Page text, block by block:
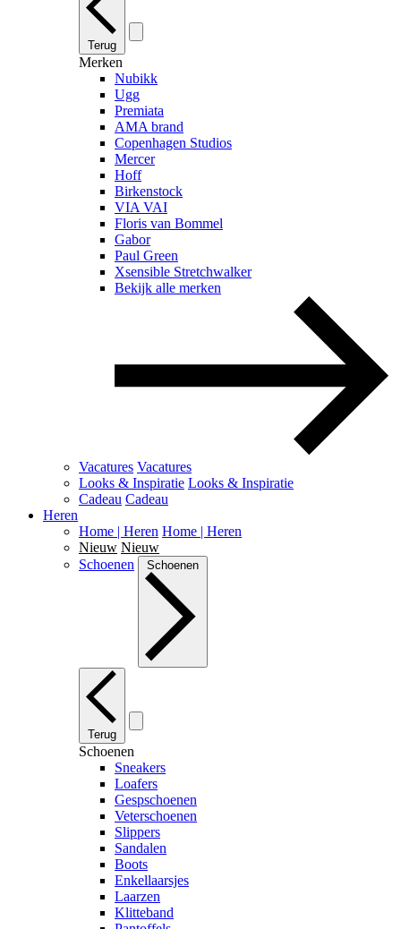
Terug
Merken
Nubikk
Ugg
Premiata
AMA brand
Copenhagen Studios
Mercer
Hoff
Birkenstock
VIA VAI
Floris van Bommel
Gabor
Paul Green
Xsensible Stretchwalker
Bekijk alle merken
Vacatures Vacatures
Looks & Inspiratie Looks & Inspiratie
Cadeau Cadeau
Heren
Home | Heren Home | Heren
Nieuw Nieuw
Schoenen
Schoenen
Terug
Schoenen
Sneakers
Loafers
Gespschoenen
Veterschoenen
Slippers
Sandalen
Boots
Enkellaarsjes
Laarzen
Klitteband